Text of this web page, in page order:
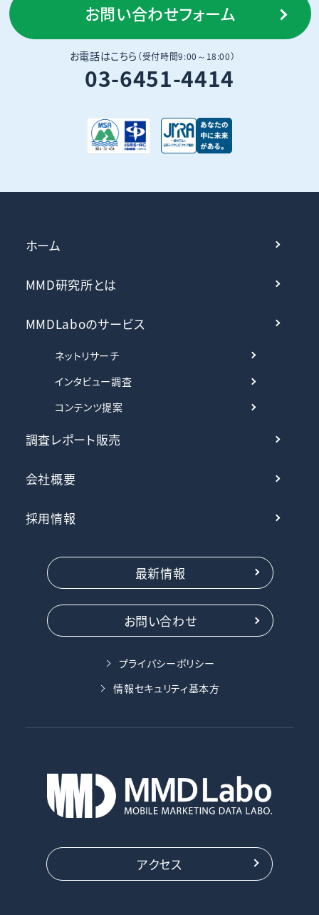
お問い合わせフォーム
お電話はこちら （受付時間9:00～18:00）
03-6451-4414
ホーム
MMD研究所とは
MMDLaboのサービス
ネットリサーチ
インタビュー調査
コンテンツ提案
調査レポート販売
会社概要
採用情報
最新情報
お問い合わせ
プライバシーポリシー
情報セキュリティ基本方
アクセス